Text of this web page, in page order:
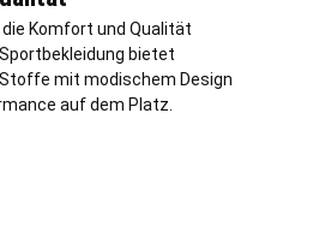
die Komfort und Qualität
bietet
mit modischem Design
auf dem Platz.